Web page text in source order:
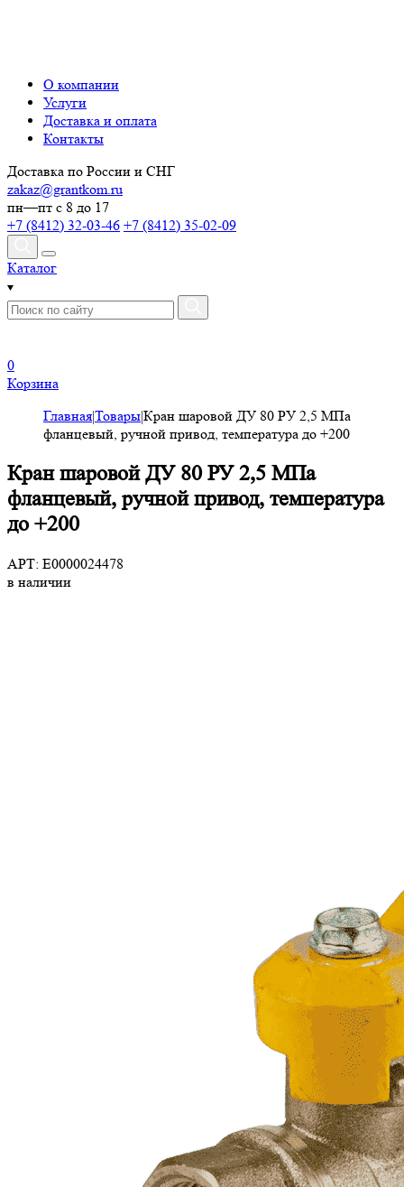
О компании
Услуги
Доставка и оплата
Контакты
Доставка по России и СНГ
zakaz@grantkom.ru
пн—пт с 8 до 17
+7 (8412) 32-03-46 +7 (8412) 35-02-09
Каталог
0
Корзина
Главная|Товары|Кран шаровой ДУ 80 РУ 2,5 МПа
фланцевый, ручной привод, температура до +200
Кран шаровой ДУ 80 РУ 2,5 МПа
фланцевый, ручной привод, температура
до +200
АРТ: E0000024478
в наличии